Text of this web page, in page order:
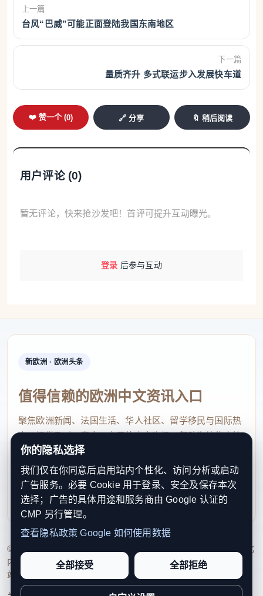
上一篇
台风“巴威”可能正面登陆我国东南地区
下一篇
量质齐升 多式联运步入发展快车道
❤️ 赞一个 (0) 🔗 分享 🔖 稍后阅读
用户评论 (0)
暂无评论，快来抢沙发吧！首评可提升互动曝光。
登录 后参与互动
新欧洲 · 欧洲头条
值得信赖的欧洲中文资讯入口
聚焦欧洲新闻、法国生活、华人社区、留学移民与国际热
点，提供及时、真实、实用的中文资讯，帮助海外华人快
速了解欧洲动态。
contact@xinouzhou.com
服务支持、版权与合作：工作日优先处理站务、投稿与权
利通知
© 2026 新欧洲·欧洲头条. All Rights Reserved. 本网站持续优化
内容透明度、联系方式与用户权利说明，以提升品牌信任感和
站点完整度。
你的隐私选择
我们仅在你同意后启用站内个性化、访问分析或启动
广告服务。必要 Cookie 用于登录、安全及保存本次
选择；广告的具体用途和服务商由 Google 认证的
CMP 另行管理。
查看隐私政策 Google 如何使用数据
全部接受 全部拒绝